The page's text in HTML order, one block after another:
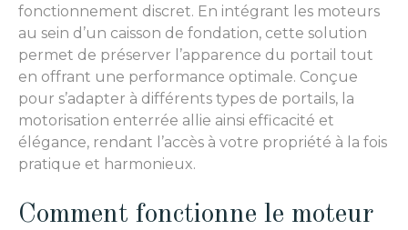
fonctionnement discret. En intégrant les moteurs
au sein d’un caisson de fondation, cette solution
permet de préserver l’apparence du portail tout
en offrant une performance optimale. Conçue
pour s’adapter à différents types de portails, la
motorisation enterrée allie ainsi efficacité et
élégance, rendant l’accès à votre propriété à la fois
pratique et harmonieux.
Comment fonctionne le moteur